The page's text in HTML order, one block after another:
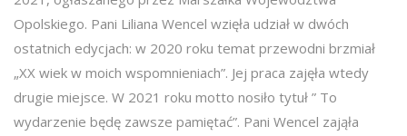
Opolskiego. Pani Liliana Wencel wzięła udział w dwóch
ostatnich edycjach: w 2020 roku temat przewodni brzmiał
„XX wiek w moich wspomnieniach”. Jej praca zajęła wtedy
drugie miejsce. W 2021 roku motto nosiło tytuł ” To
wydarzenie będę zawsze pamiętać”. Pani Wencel zająła